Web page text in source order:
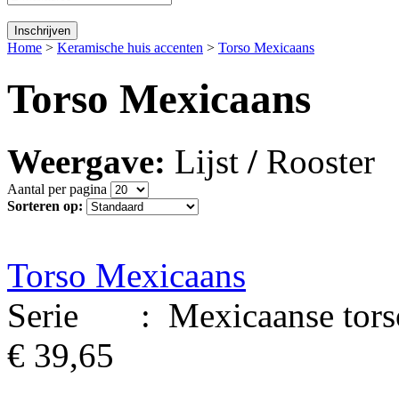
Home > Keramische huis accenten > Torso Mexicaans
Torso Mexicaans
Weergave: Lijst / Rooster
Aantal per pagina
Sorteren op:
Torso Mexicaans
Serie : Mexicaanse
€ 39,65